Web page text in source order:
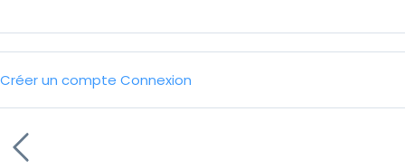
Créer un compte Connexion